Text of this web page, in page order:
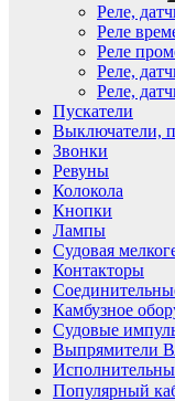
Реле,
Реле
Реле
Реле,
Реле,
Пускатели
Выключатели,
Звонки
Ревуны
Колокола
Кнопки
Лампы
Судовая
Контакторы
Камбузное
Судовые
Выпрямители
Популярный